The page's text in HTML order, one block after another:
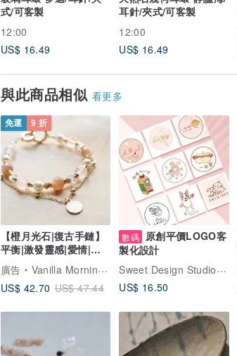
式/可客製
12:00
US$ 16.49
耳針/夾式/可客製
12:00
US$ 16.49
與此商品相似 看更多
免運 9 折
【橙月光石|復古手鏈】
平衡|激發靈感|愛情|增
強魅力|自信
廣告
Vanilla Morning 香草的早上
US$ 42.70 US$ 47.44
數碼 原創平價LOGO客
製化設計
Sweet Design Studio 甜蜜設計工作室
US$ 16.50